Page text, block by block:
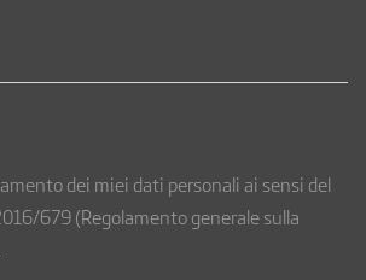
dei miei dati personali ai sensi del
679 (Regolamento generale sulla